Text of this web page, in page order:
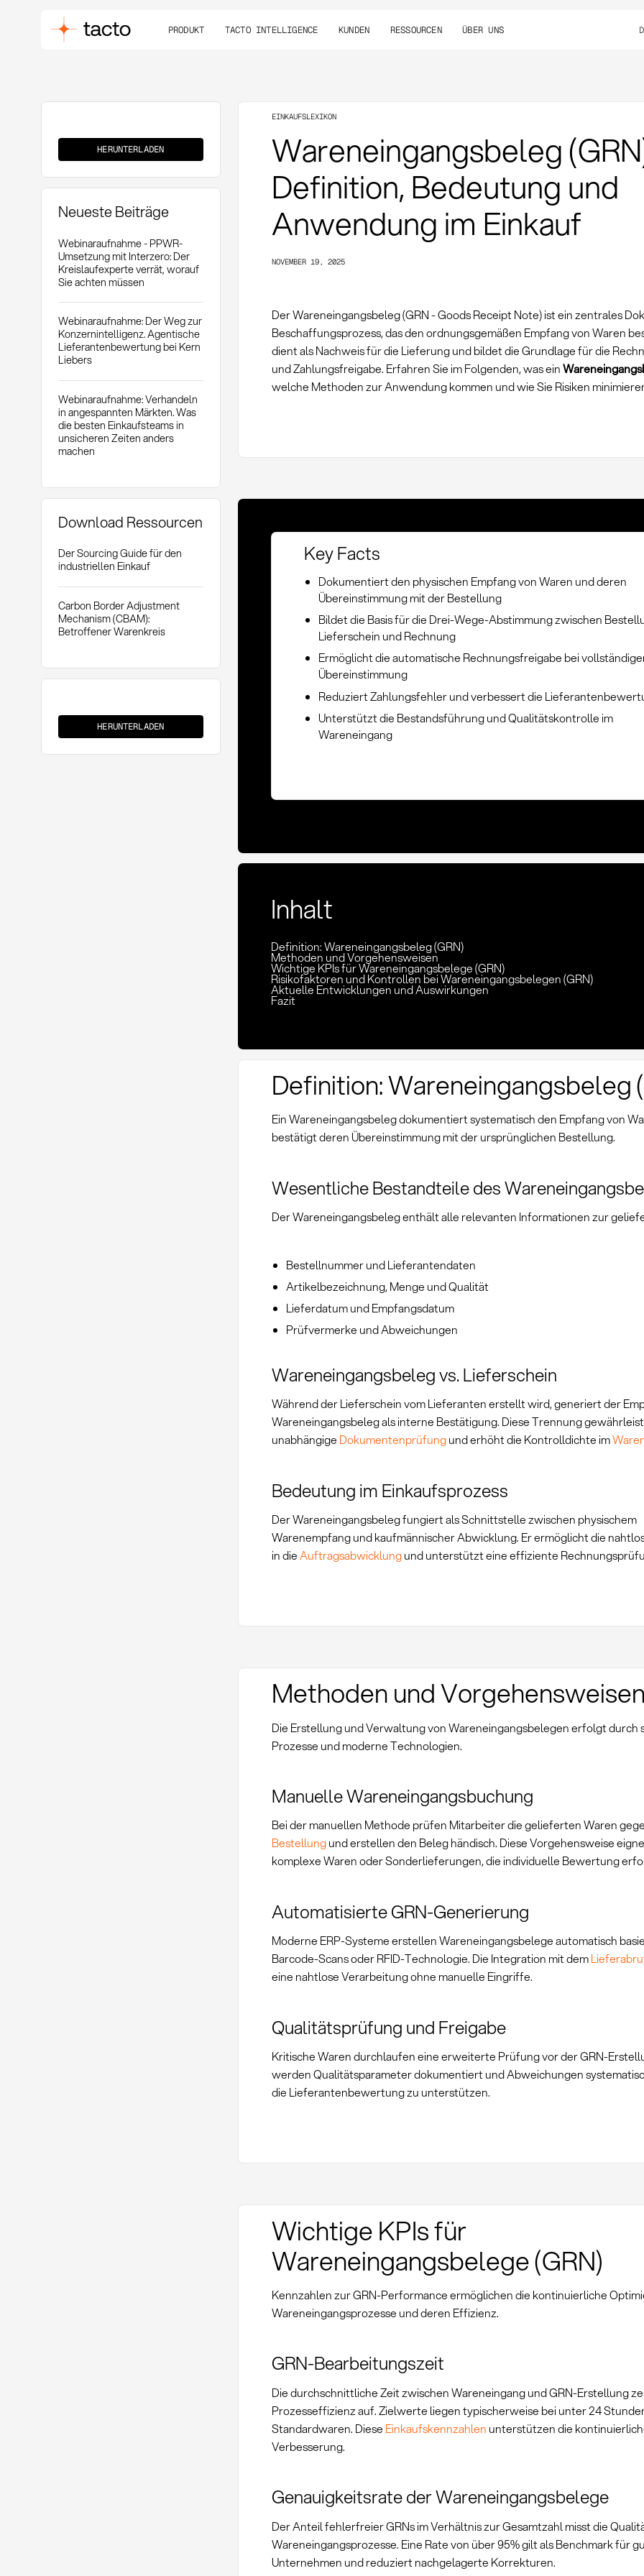
PRODUKT TACTO INTELLIGENCE KUNDEN RESSOURCEN ÜBER UNS
(GRN)
HERUNTERLADEN
Neueste Beiträge
Webinaraufnahme - PPWR-
Umsetzung mit Interzero: Der
Kreislaufexperte verrät, worauf
Sie achten müssen
Webinaraufnahme: Der Weg zur
Konzernintelligenz. Agentische
Lieferantenbewertung bei Kern
Liebers
Webinaraufnahme: Verhandeln
in angespannten Märkten. Was
die besten Einkaufsteams in
unsicheren Zeiten anders
machen
Download Ressourcen
Der Sourcing Guide für den
industriellen Einkauf
Carbon Border Adjustment
Mechanism (CBAM):
Betroffener Warenkreis
(GRN)
HERUNTERLADEN
EINKAUFSLEXIKON
Wareneingangsbeleg
Definition, Bedeutung und
Anwendung im Einkauf
NOVEMBER 19, 2025
Der Wareneingangsbeleg (GRN - Goods Receipt Note) ist ein zentrales
Beschaffungsprozess, das den ordnungsgemäßen Empfang von Waren
dient als Nachweis für die Lieferung und bildet die Grundlage für die
und Zahlungsfreigabe. Erfahren Sie im Folgenden, was ein
welche Methoden zur Anwendung kommen und wie Sie Risiken
Key Facts
Dokumentiert den physischen Empfang von Waren und deren
Übereinstimmung mit der Bestellung
Bildet die Basis für die Drei-Wege-Abstimmung zwischen
Lieferschein und Rechnung
Ermöglicht die automatische Rechnungsfreigabe bei
Übereinstimmung
Reduziert Zahlungsfehler und verbessert die
Unterstützt die Bestandsführung und Qualitätskontrolle im
Wareneingang
Inhalt
Definition: Wareneingangsbeleg (GRN)
Methoden und Vorgehensweisen
Wichtige KPIs für Wareneingangsbelege (GRN)
Risikofaktoren und Kontrollen bei Wareneingangsbelegen (GRN)
Aktuelle Entwicklungen und Auswirkungen
Fazit
Definition: Wareneingangsbeleg
Ein Wareneingangsbeleg dokumentiert systematisch den Empfang von
bestätigt deren Übereinstimmung mit der ursprünglichen Bestellung.
Wesentliche Bestandteile des
Der Wareneingangsbeleg enthält alle relevanten Informationen zur
Bestellnummer und Lieferantendaten
Artikelbezeichnung, Menge und Qualität
Lieferdatum und Empfangsdatum
Prüfvermerke und Abweichungen
Wareneingangsbeleg vs. Lieferschein
Während der Lieferschein vom Lieferanten erstellt wird, generiert der
Wareneingangsbeleg als interne Bestätigung. Diese Trennung
unabhängige Dokumentenprüfungund erhöht die Kontrolldichte im
Bedeutung im Einkaufsprozess
Der Wareneingangsbeleg fungiert als Schnittstelle zwischen physischem
Warenempfang und kaufmännischer Abwicklung. Er ermöglicht die
in dieAuftragsabwicklungund unterstützt eine effiziente
Methoden und Vorgehensweisen
Die Erstellung und Verwaltung von Wareneingangsbelegen erfolgt
Prozesse und moderne Technologien.
Manuelle Wareneingangsbuchung
Bei der manuellen Methode prüfen Mitarbeiter die gelieferten Waren
Bestellungund erstellen den Beleg händisch. Diese Vorgehensweise
komplexe Waren oder Sonderlieferungen, die individuelle Bewertung
Automatisierte GRN-Generierung
Moderne ERP-Systeme erstellen Wareneingangsbelege automatisch
Barcode-Scans oder RFID-Technologie. Die Integration mit dem
eine nahtlose Verarbeitung ohne manuelle Eingriffe.
Qualitätsprüfung und Freigabe
Kritische Waren durchlaufen eine erweiterte Prüfung vor der GRN-
werden Qualitätsparameter dokumentiert und Abweichungen
die Lieferantenbewertung zu unterstützen.
Wichtige KPIs für
Wareneingangsbelege (GRN)
Kennzahlen zur GRN-Performance ermöglichen die kontinuierliche
Wareneingangsprozesse und deren Effizienz.
GRN-Bearbeitungszeit
Die durchschnittliche Zeit zwischen Wareneingang und GRN-Erstellung
Prozesseffizienz auf. Zielwerte liegen typischerweise bei unter 24
Standardwaren. Diese Einkaufskennzahlen unterstützen die
Verbesserung.
Genauigkeitsrate der Wareneingangsbelege
Der Anteil fehlerfreier GRNs im Verhältnis zur Gesamtzahl misst die
Wareneingangsprozesse. Eine Rate von über 95% gilt als Benchmark für
Unternehmen und reduziert nachgelagerte Korrekturen.